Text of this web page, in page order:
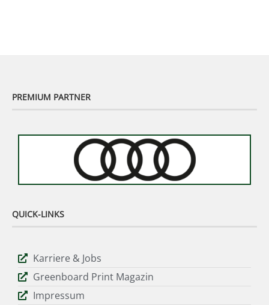
PREMIUM PARTNER
QUICK-LINKS
Karriere & Jobs
Greenboard Print Magazin
Impressum